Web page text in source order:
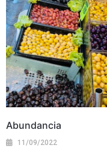
Abundancia
11/09/2022